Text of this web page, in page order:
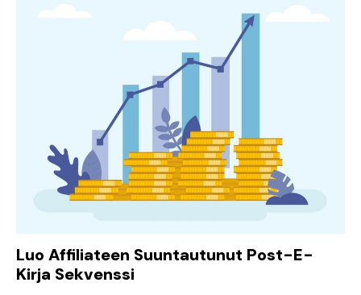
Luo Affiliateen Suuntautunut Post-E-
Kirja Sekvenssi